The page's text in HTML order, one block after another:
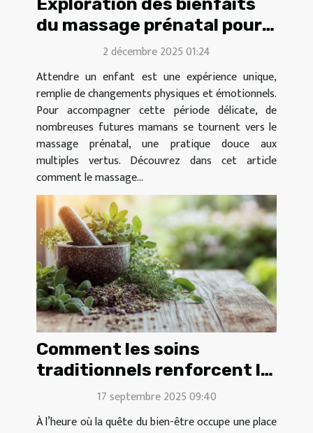
du massage prénatal pour
les futures mamans
2 décembre 2025 01:24
Attendre un enfant est une expérience unique,
remplie de changements physiques et émotionnels.
Pour accompagner cette période délicate, de
nombreuses futures mamans se tournent vers le
massage prénatal, une pratique douce aux
multiples vertus. Découvrez dans cet article
comment le massage...
Comment les soins
traditionnels renforcent le
bien-être moderne ?
17 septembre 2025 09:40
À l’heure où la quête du bien-être occupe une place